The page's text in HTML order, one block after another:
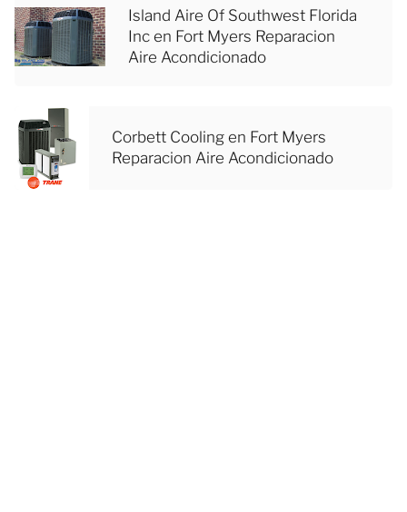
Island Aire Of Southwest Florida
Inc en Fort Myers Reparacion
Aire Acondicionado
Corbett Cooling en Fort Myers
Reparacion Aire Acondicionado